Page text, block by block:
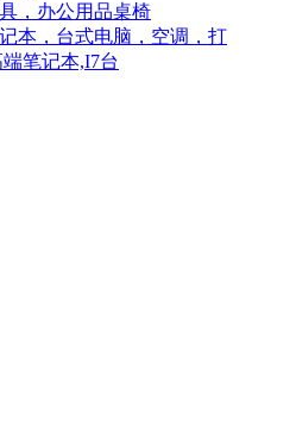
，办公用品桌椅
本，台式电脑，空调，打
笔记本,I7台